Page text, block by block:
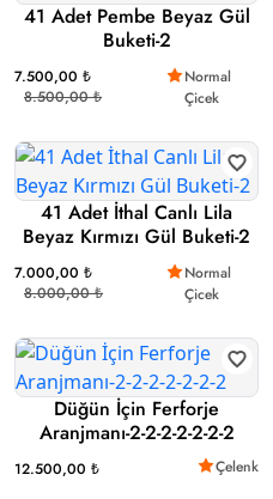
41 Adet Pembe Beyaz Gül
Buketi-2
7.500,00 ₺
8.500,00 ₺
Normal
Çicek
41 Adet İthal Canlı Lila
Beyaz Kırmızı Gül Buketi-2
7.000,00 ₺
8.000,00 ₺
Normal
Çicek
Düğün İçin Ferforje
Aranjmanı-2-2-2-2-2-2-2
12.500,00 ₺ Çelenk